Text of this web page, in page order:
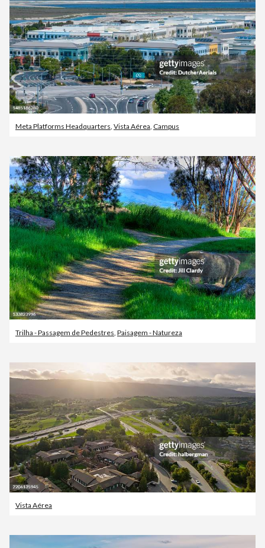
Meta Platforms Headquarters Vista Aérea Campus
Trilha - Passagem de Pedestres, Paisagem - Natureza
Vista Aérea